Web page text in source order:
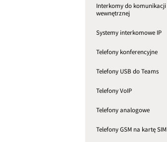
Interkomy do komunikacji
wewnętrznej
Systemy interkomowe IP
Telefony konferencyjne
Telefony USB do Teams
Telefony VoIP
Telefony analogowe
Telefony GSM na kartę SIM